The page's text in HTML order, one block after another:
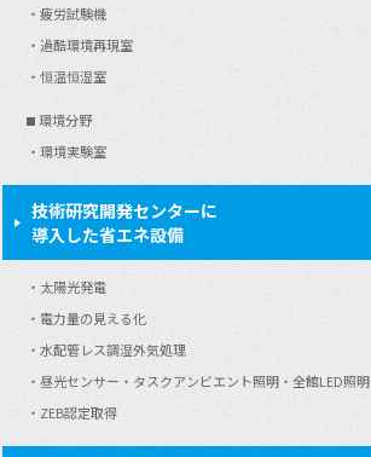
疲労試験機
過酷環境再現室
恒温恒湿室
環境分野
環境実験室
技術研究開発センターに
導入した省エネ設備
太陽光発電
電力量の見える化
水配管レス調湿外気処理
昼光センサー・タスクアンビエント照明・全館LED照明
ZEB認定取得